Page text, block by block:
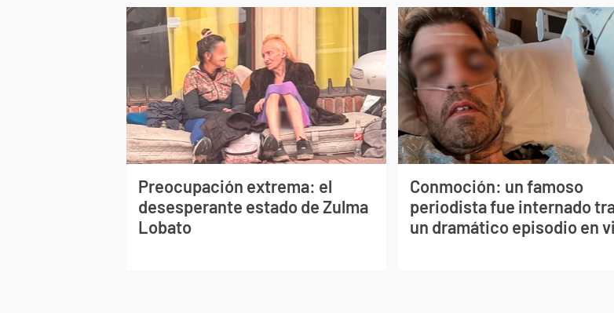
Preocupación extrema: el
desesperante estado de Zulma
Lobato
Conmoción: un famoso
periodista fue internado
un dramático episodio en